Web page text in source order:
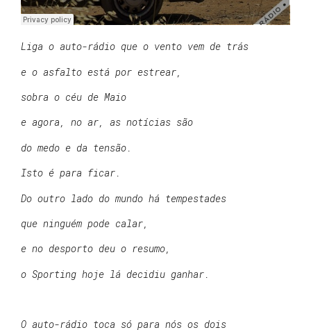
Liga o auto-rádio que o vento vem de trás
e o asfalto está por estrear,
sobra o céu de Maio
e agora, no ar, as notícias são
do medo e da tensão.
Isto é para ficar.
Do outro lado do mundo há tempestades
que ninguém pode calar,
e no desporto deu o resumo,
o Sporting hoje lá decidiu ganhar.
O auto-rádio toca só para nós os dois